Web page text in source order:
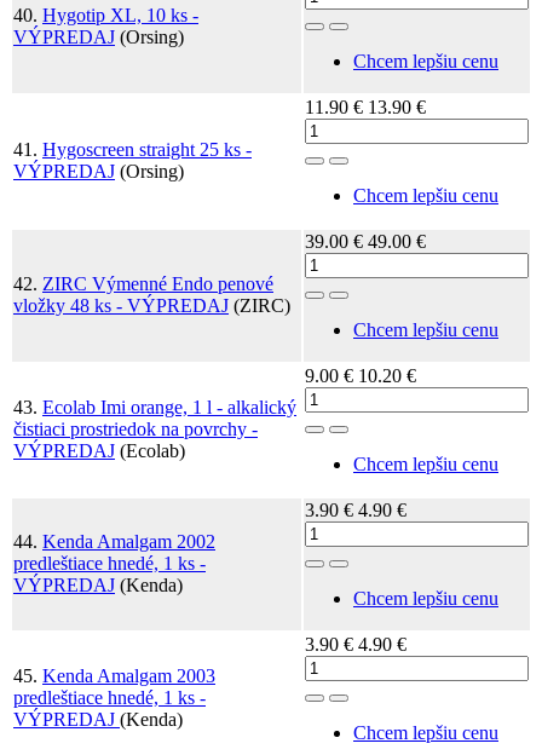
40. Hygotip XL, 10 ks -
VÝPREDAJ (Orsing) Toggle Dropdown
Chcem lepšiu cenu
41. Hygoscreen straight 25 ks -
VÝPREDAJ (Orsing)
11.90 € 13.90 €
Toggle Dropdown
Chcem lepšiu cenu
42. ZIRC Výmenné Endo penové
vložky 48 ks - VÝPREDAJ (ZIRC)
39.00 € 49.00 €
Toggle Dropdown
Chcem lepšiu cenu
43. Ecolab Imi orange, 1 l - alkalický
čistiaci prostriedok na povrchy -
VÝPREDAJ (Ecolab)
9.00 € 10.20 €
Toggle Dropdown
Chcem lepšiu cenu
44. Kenda Amalgam 2002
predleštiace hnedé, 1 ks -
VÝPREDAJ (Kenda)
3.90 € 4.90 €
Toggle Dropdown
Chcem lepšiu cenu
45. Kenda Amalgam 2003
predleštiace hnedé, 1 ks -
VÝPREDAJ (Kenda)
3.90 € 4.90 €
Toggle Dropdown
Chcem lepšiu cenu